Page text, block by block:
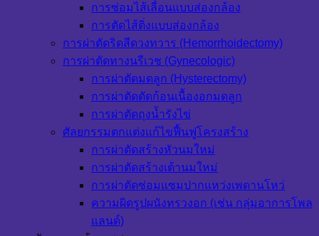
การซ่อมไส้เลื่อนแบบส่องกล้อง
การตัดไส้ติ่งแบบส่องกล้อง
การผ่าตัดริดสีดวงทวาร (Hemorrhoidectomy)
การผ่าตัดทางนรีเวช (Gynecologic)
การผ่าตัดมดลูก (Hysterectomy)
การผ่าตัดตัดก้อนเนื้องอกมดลูก
การผ่าตัดถุงน้ำรังไข่
ศัลยกรรมตกแต่งแก้ไขฟื้นฟูโครงสร้าง
การผ่าตัดสร้างหัวนมใหม่
การผ่าตัดสร้างเต้านมใหม่
การผ่าตัดซ่อมแซมปากแหว่งเพดานโหว่
ความผิดรูปผนังทรวงอก (เช่น กลุ่มอาการโพล
แลนด์)